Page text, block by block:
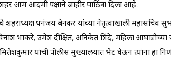
आम आदमी पक्षाने जाहीर पाठिंबा दिला आहे.
धनंजय बेनकर यांच्या नेतृत्वाखाली महासचिव
भाकरे, उमेश दीक्षित, अनिकेत शिंदे, महिला
यांची पोलीस मुख्यालयात भेट घेऊन त्यांना हा